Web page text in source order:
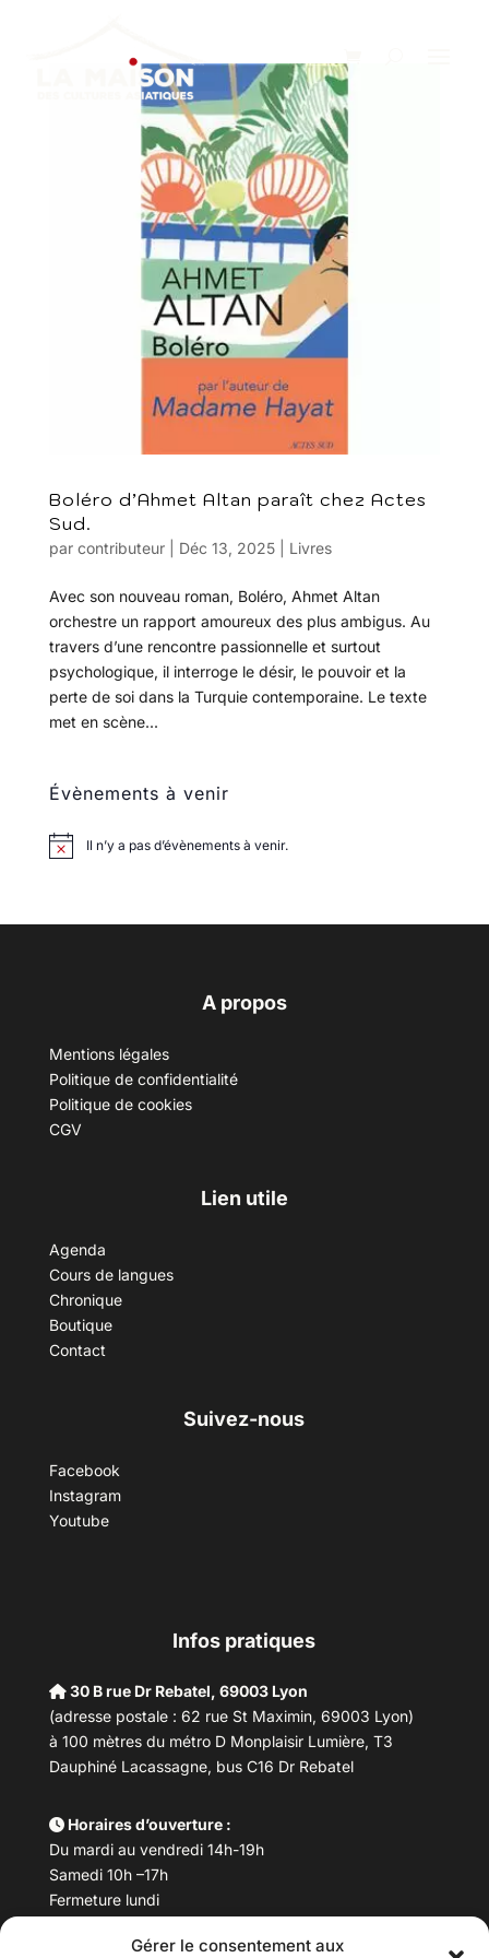
Gérer le consentement aux
Boléro d’Ahmet Altan paraît chez Actes
Sud.
par contributeur| Déc 13, 2025| Livres
Avec son nouveau roman, Boléro, Ahmet Altan
orchestre un rapport amoureux des plus ambigus. Au
travers d’une rencontre passionnelle et surtout
psychologique, il interroge le désir, le pouvoir et la
perte de soi dans la Turquie contemporaine. Le texte
met en scène...
Évènements à venir
Il n’y a pas d’évènements à venir.
A propos
Mentions légales
Politique de confidentialité
Politique de cookies
CGV
Lien utile
Agenda
Cours de langues
Chronique
Boutique
Contact
Suivez-nous
Facebook
Instagram
Youtube
Infos pratiques
30 B rue Dr Rebatel, 69003 Lyon
(adresse postale : 62 rue St Maximin, 69003 Lyon)
à 100 mètres du métro D Monplaisir Lumière, T3
Dauphiné Lacassagne, bus C16 Dr Rebatel
Horaires d’ouverture :
Du mardi au vendredi 14h-19h
Samedi 10h –17h
Fermeture lundi